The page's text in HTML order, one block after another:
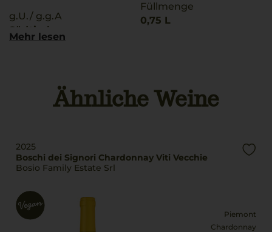
g.U./ g.g.A
Südtirol
Rebsorten
Trinktemperatur
10 °C
13 % Vol.
Restsüße
Füllmenge
0,75 L
Brennwert
333 kJ / 79 kcal
davon gesättigte
Fettsäuren: 0 g
Mehr lesen
Ähnliche Weine
2025
Boschi dei Signori Chardonnay Viti Vecchie
Bosio Family Estate Srl
Piemont
Chardonnay